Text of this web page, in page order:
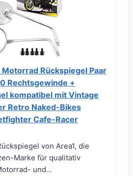
Rückspiegel Paar
Rechtsgewinde +
kompatibel mit Vintage
Retro Naked-Bikes
Cafe-Racer
von Area1, die
Marke für qualitativ
und...